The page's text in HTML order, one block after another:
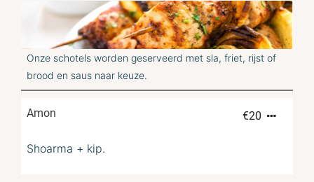
Onze schotels worden geserveerd met sla, friet, rijst of
brood en saus naar keuze.
Amon €20
Shoarma + kip.